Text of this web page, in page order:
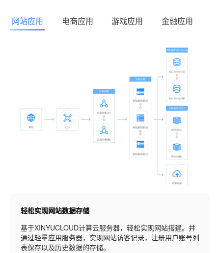
网站应用 电商应用 游戏应用 金融应用
轻松实现网站数据存储
基于XINYUCLOUD计算云服务器，轻松实现网站搭建。并
通过轻量应用服务器，实现网站访客记录，注册用户账号列
表保存以及历史数据的存储。